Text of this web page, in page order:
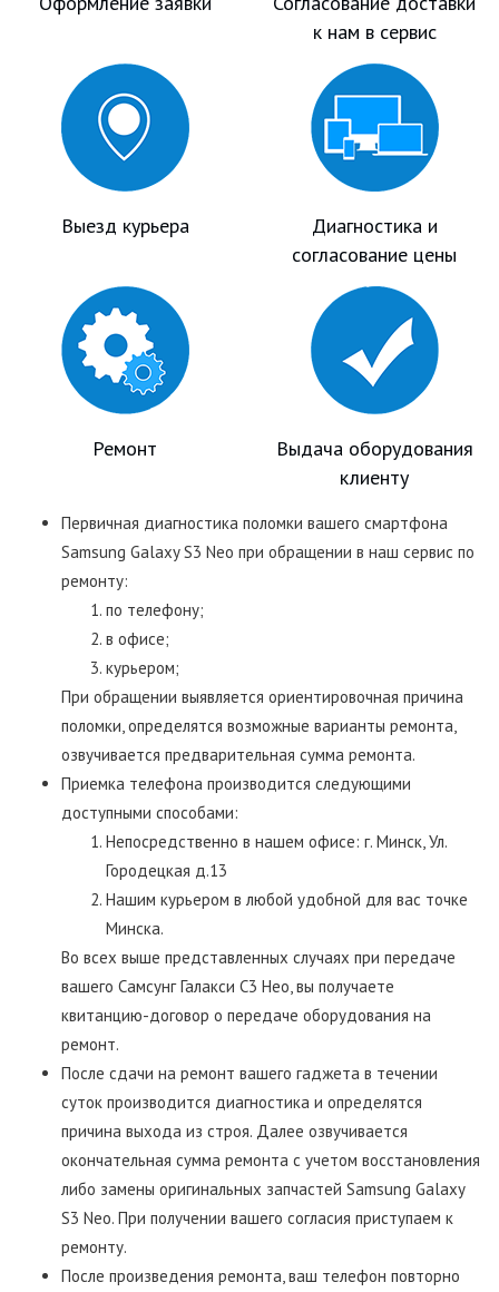
к нам в сервис
Выезд курьера
Диагностика и
согласование цены
Ремонт
Выдача оборудования
клиенту
Первичная диагностика поломки вашего смартфона
Samsung Galaxy S3 Neo при обращении в наш сервис по
ремонту:
по телефону;
в офисе;
курьером;
При обращении выявляется ориентировочная причина
поломки, определятся возможные варианты ремонта,
озвучивается предварительная сумма ремонта.
Приемка телефона производится следующими
доступными способами:
Непосредственно в нашем офисе: г. Минск, Ул.
Городецкая д.13
Нашим курьером в любой удобной для вас точке
Минска.
Во всех выше представленных случаях при передаче
вашего Самсунг Галакси С3 Нео, вы получаете
квитанцию-договор о передаче оборудования на
ремонт.
После сдачи на ремонт вашего гаджета в течении
суток производится диагностика и определятся
причина выхода из строя. Далее озвучивается
окончательная сумма ремонта с учетом восстановления
либо замены оригинальных запчастей Samsung Galaxy
S3 Neo. При получении вашего согласия приступаем к
ремонту.
После произведения ремонта, ваш телефон повторно